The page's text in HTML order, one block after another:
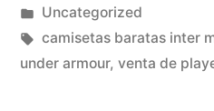
por
Publicado
en
Uncategorized
Etiquetas:
camisetas baratas inter
under armour, venta de